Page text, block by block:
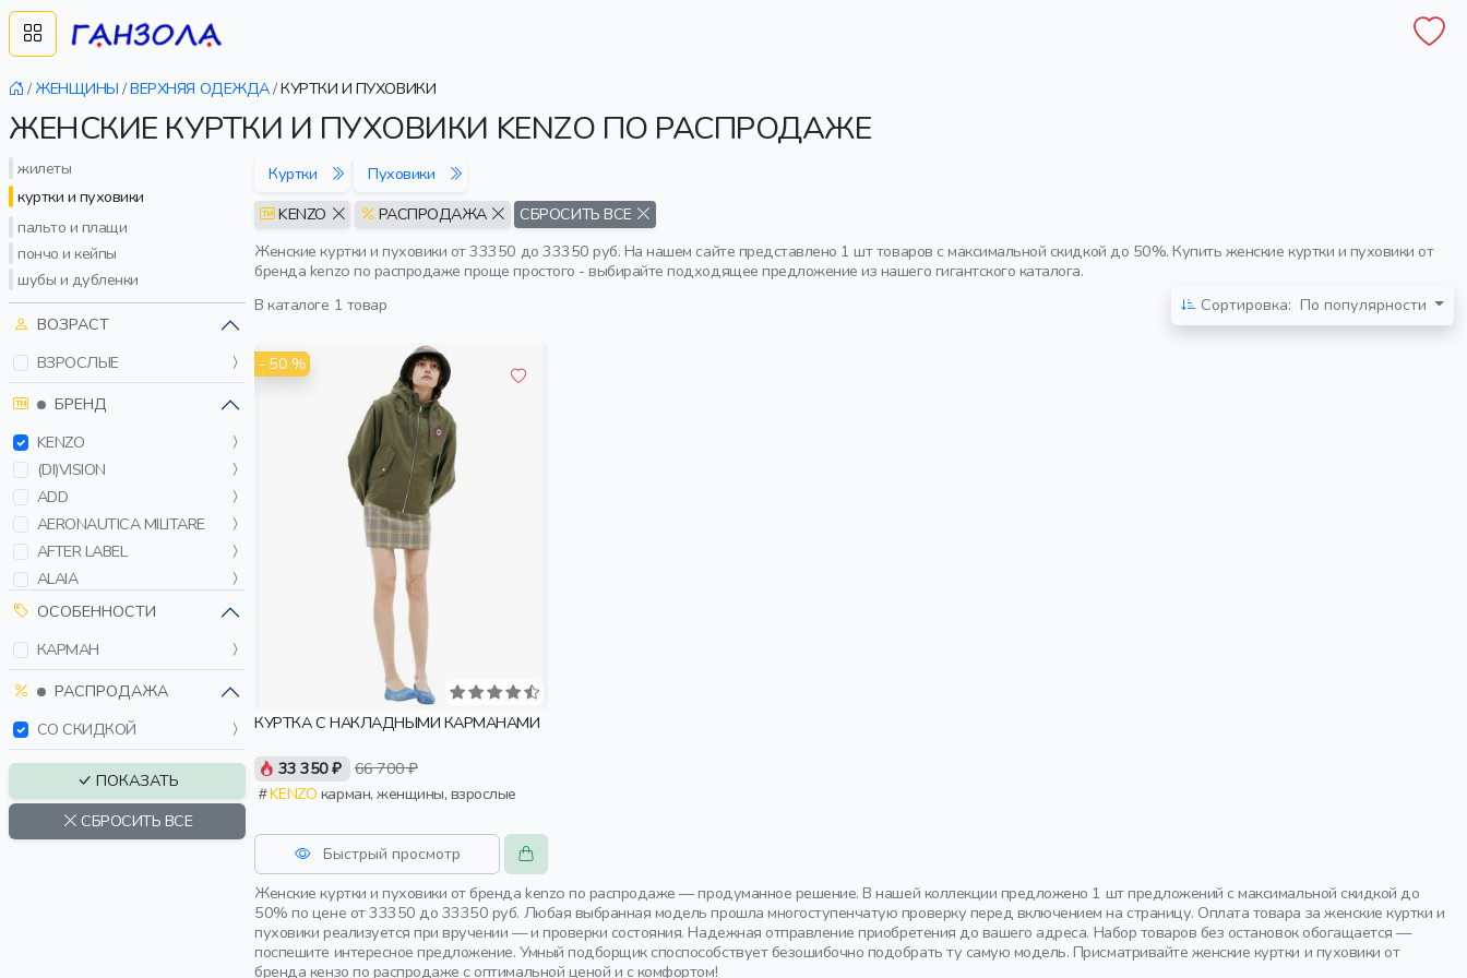
/ ЖЕНЩИНЫ /ВЕРХНЯЯ ОДЕЖДА/КУРТКИ И ПУХОВИКИ
ЖЕНСКИЕ КУРТКИ И ПУХОВИКИ KENZO ПО РАСПРОДАЖЕ
жилеты
куртки и пуховики
пальто и плащи
пончо и кейпы
шубы и дубленки
ВОЗРАСТ
ВЗРОСЛЫЕ
БРЕНД
KENZO
(DI)VISION
ADD
AERONAUTICA MILITARE
AFTER LABEL
ALAIA
ALBERTO BINI
ANTONELLI FIRENZE
BACON
BLUMARINE
BOGNER
BOGNER FIRE+ICE
ОСОБЕННОСТИ
КАРМАН
РАСПРОДАЖА
СО СКИДКОЙ
ПОКАЗАТЬ
СБРОСИТЬ ВСЕ
Куртки
Пуховики
KENZO
РАСПРОДАЖА
СБРОСИТЬ ВСЕ
Женские куртки и пуховики от 33350 до 33350 руб. На нашем сайте представлено 1 шт товаров с максимальной скидкой до 50%. Купить женские куртки и пуховики от
бренда kenzo по распродаже проще простого - выбирайте подходящее предложение из нашего гигантского каталога.
В каталоге 1 товар Сортировка: По популярности
- 50 %
КУРТКА С НАКЛАДНЫМИ КАРМАНАМИ
33 350 ₽ 66 700 ₽
KENZO карман, женщины, взрослые
Быстрый просмотр
Женские куртки и пуховики от бренда kenzo по распродаже — продуманное решение. В нашей коллекции предложено 1 шт предложений с максимальной скидкой до
50% по цене от 33350 до 33350 руб. Любая выбранная модель прошла многоступенчатую проверку перед включением на страницу. Оплата товара за женские куртки и
пуховики реализуется при вручении — и проверки состояния. Надежная отправление приобретения до вашего адреса. Набор товаров без остановок обогащается —
поспешите интересное предложение. Умный подборщик споспособствует безошибочно подобрать ту самую модель. Присматривайте женские куртки и пуховики от
бренда кензо по распродаже с оптимальной ценой и с комфортом!